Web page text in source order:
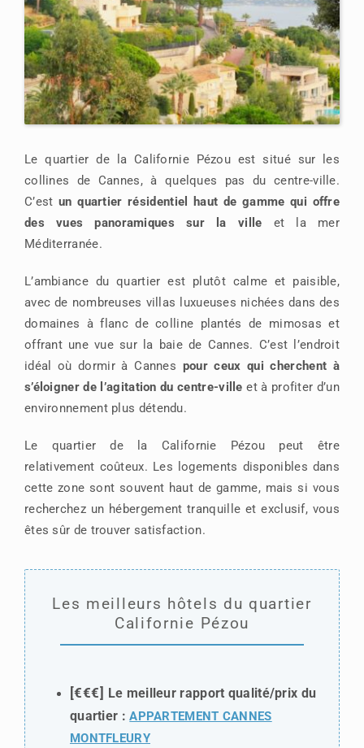
Le quartier de la Californie Pézou est situé sur les
collines de Cannes, à quelques pas du centre-ville.
C’estun quartier résidentiel haut de gamme qui offre
des vues panoramiques sur la ville et la mer
Méditerranée.
L’ambiance du quartier est plutôt calme et paisible,
avec de nombreuses villas luxueuses nichées dans des
domaines à flanc de colline plantés de mimosas et
offrant une vue sur la baie de Cannes. C’est l’endroit
idéal où dormir à Cannes pour ceux qui cherchent à
s’éloigner de l’agitation du centre-ville et à profiter d’un
environnement plus détendu.
Le quartier de la Californie Pézou peut être
relativement coûteux. Les logements disponibles dans
cette zone sont souvent haut de gamme, mais si vous
recherchez un hébergement tranquille et exclusif, vous
êtes sûr de trouver satisfaction.
Les meilleurs hôtels du quartier
Californie Pézou
[€€€] Le meilleur rapport qualité/prix du
quartier :APPARTEMENT CANNES
MONTFLEURY